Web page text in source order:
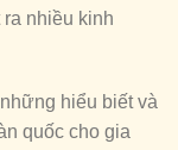
nhiều kinh
hiểu biết và
quốc cho gia